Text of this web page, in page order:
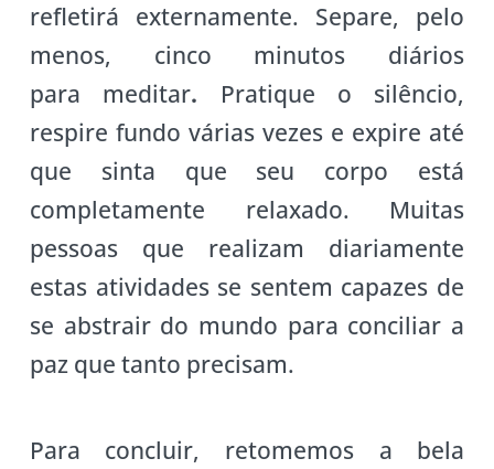
refletirá externamente. Separe, pelo
menos, cinco minutos diários
para
meditar. Pratique o silêncio,
respire fundo várias vezes e expire até
que sinta que seu corpo está
completamente relaxado. Muitas
pessoas que realizam diariamente
estas atividades se sentem capazes de
se abstrair do mundo para conciliar a
paz que tanto precisam.
Para concluir, retomemos a bela